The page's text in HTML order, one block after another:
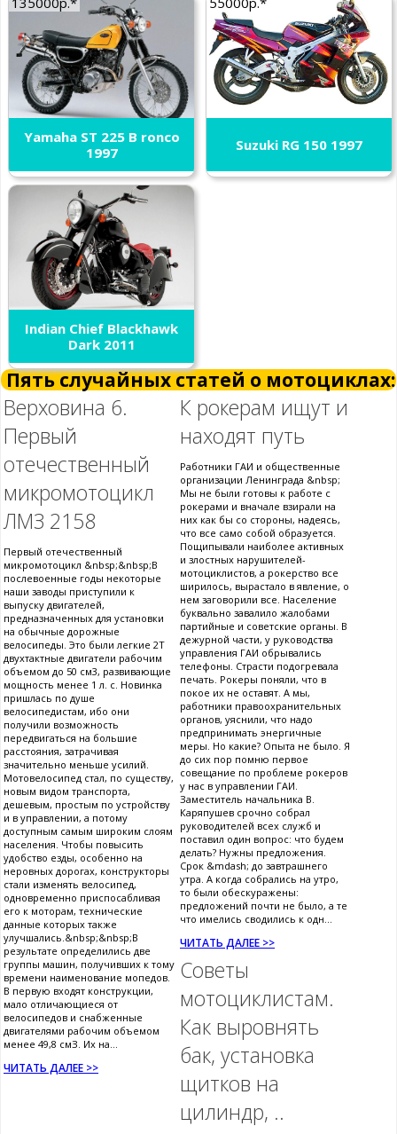
Yamaha ST 225 B ronco
1997
Suzuki RG 150 1997
Indian Chief Blackhawk
Dark 2011
Пять случайных статей о мотоциклах:
Верховина 6.
Первый
отечественный
микромотоцикл
ЛМЗ 2158
Первый отечественный
микромотоцикл &nbsp;&nbsp;В
послевоенные годы некоторые
наши заводы приступили к
выпуску двигателей,
предназначенных для установки
на обычные дорожные
велосипеды. Это были легкие 2Т
двухтактные двигатели рабочим
объемом до 50 см3, развивающие
мощность менее 1 л. с. Новинка
пришлась по душе
велосипедистам, ибо они
получили возможность
передвигаться на большие
расстояния, затрачивая
значительно меньше усилий.
Мотовелосипед стал, по существу,
новым видом транспорта,
дешевым, простым по устройству
и в управлении, а потому
доступным самым широким слоям
населения. Чтобы повысить
удобство езды, особенно на
неровных дорогах, конструкторы
стали изменять велосипед,
одновременно приспосабливая
его к моторам, технические
данные которых также
улучшались.&nbsp;&nbsp;В
результате определились две
группы машин, получивших к тому
времени наименование мопедов.
В первую входят конструкции,
мало отличающиеся от
велосипедов и снабженные
двигателями рабочим объемом
менее 49,8 смЗ. Их на...
ЧИТАТЬ ДАЛЕЕ >>
К рокерам ищут и
находят путь
Работники ГАИ и общественные
организации Ленинграда &nbsp;
Мы не были готовы к работе с
рокерами и вначале взирали на
них как бы со стороны, надеясь,
что все само собой образуется.
Пощипывали наиболее активных
и злостных нарушителей-
мотоциклистов, а рокерство все
ширилось, вырастало в явление, о
нем заговорили все. Население
буквально завалило жалобами
партийные и советские органы. В
дежурной части, у руководства
управления ГАИ обрывались
телефоны. Страсти подогревала
печать. Рокеры поняли, что в
покое их не оставят. А мы,
работники правоохранительных
органов, уяснили, что надо
предпринимать энергичные
меры. Но какие? Опыта не было. Я
до сих пор помню первое
совещание по проблеме рокеров
у нас в управлении ГАИ.
Заместитель начальника В.
Каряпушев срочно собрал
руководителей всех служб и
поставил один вопрос: что будем
делать? Нужны предложения.
Срок &mdash; до завтрашнего
утра. А когда собрались на утро,
то были обескуражены:
предложений почти не было, а те
что имелись сводились к одн...
ЧИТАТЬ ДАЛЕЕ >>
Советы
мотоциклистам.
Как выровнять
бак, установка
щитков на
цилиндр, ..